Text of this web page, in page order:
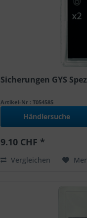
Sicherungen GYS
Artikel-Nr : T054585
Händlersuche
9.10 CHF *
Vergleichen